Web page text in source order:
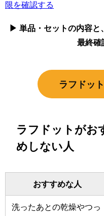
限を確認する
▶ 単品・セットの内容と
最終確
ラフドッ
ラフドットがお
めしない人
おすすめな人
洗ったあとの乾燥やつっ